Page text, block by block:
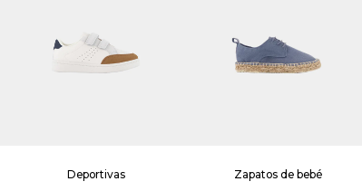
Deportivas Zapatos de bebé